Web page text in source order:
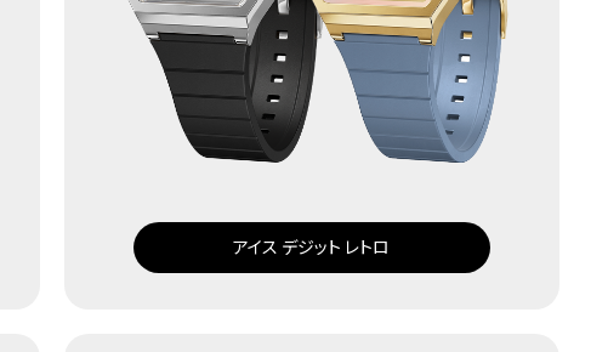
アイス デジット レトロ